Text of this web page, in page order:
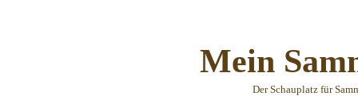
Mein
Der Schauplatz für